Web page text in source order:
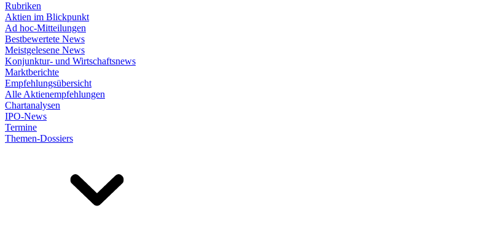
Rubriken
Aktien im Blickpunkt
Ad hoc-Mitteilungen
Bestbewertete News
Meistgelesene News
Konjunktur- und Wirtschaftsnews
Marktberichte
Empfehlungsübersicht
Alle Aktienempfehlungen
Chartanalysen
IPO-News
Termine
Themen-Dossiers